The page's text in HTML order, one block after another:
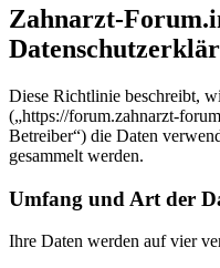
Zahnarzt-
Diese Richtlinie beschreibt,
(„https://forum.zahnarzt-
Betreiber“) die Daten
gesammelt werden.
Umfang und Art der
Ihre Daten werden auf vier